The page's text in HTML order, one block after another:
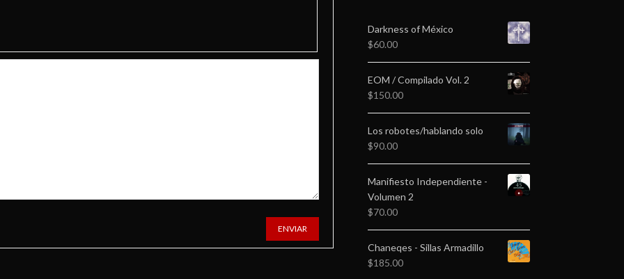
ENVIAR
Darkness of México
$60.00
EOM / Compilado Vol. 2
$150.00
Los robotes/hablando solo
$90.00
Manifiesto Independiente -
Volumen 2
$70.00
Chaneqes - Sillas Armadillo
$185.00